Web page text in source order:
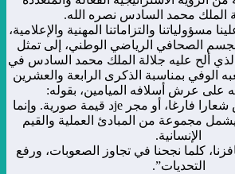
الملك محمد السادس نصره الله.
مسؤولياتنا والتزاماتنا المهنية والإعلامية،
الصحافي الرياضي الوطني، إلى تمثل
ألح عليه جلالة الملك محمد السادس في
الوفي بمناسبة الذكرى الرابعة والعشرين
“إن ما ندعو إليه، ليس شعارا فارغا، أو مجر jeد قيمة صورية. وإنما
مجموعة من المبادئ العملية والقيم
الإنسانية.
كلما نجحنا في تجاوز الصعوبات، ورفع
التحديات”.